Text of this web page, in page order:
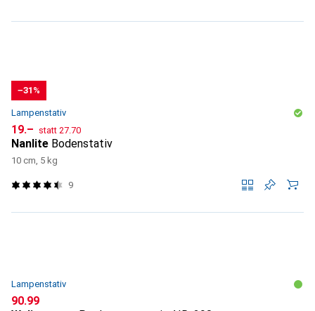
−31%
Lampenstativ
CHF
19.– statt CHF
27.70
Nanlite Bodenstativ
10 cm, 5 kg
9
Lampenstativ
CHF
90.99